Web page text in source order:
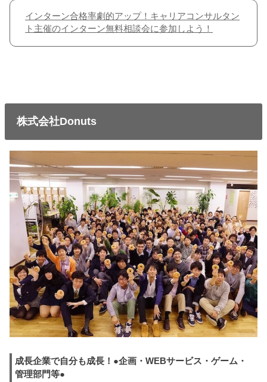
インターン合格率劇的アップ！キャリアコンサルタン
ト主催のインターン無料相談会に参加しよう！
株式会社Donuts
成長企業で自分も成長！●企画・WEBサービス・ゲーム・
管理部門等●